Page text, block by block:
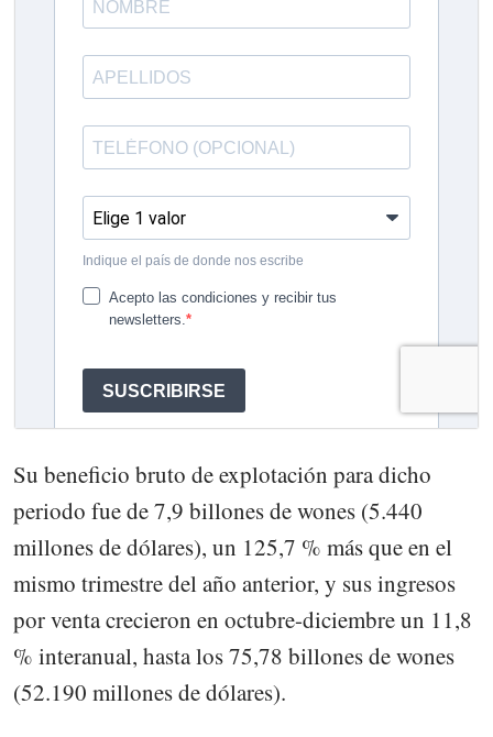
Su beneficio bruto de explotación para dicho
periodo fue de 7,9 billones de wones (5.440
millones de dólares), un 125,7 % más que en el
mismo trimestre del año anterior, y sus ingresos
por venta crecieron en octubre-diciembre un 11,8
% interanual, hasta los 75,78 billones de wones
(52.190 millones de dólares).